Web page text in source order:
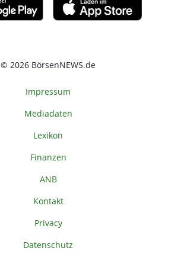
© 2026 BörsenNEWS.de
Impressum
Mediadaten
Lexikon
Finanzen
ANB
Kontakt
Privacy
Datenschutz